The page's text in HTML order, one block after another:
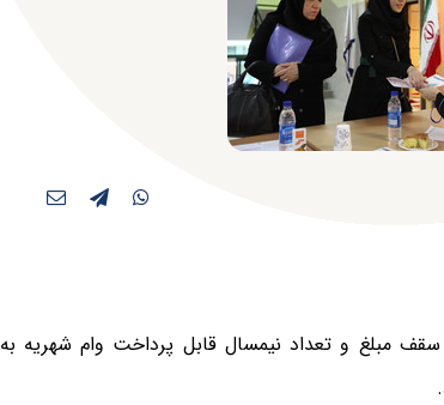
مبلغ و تعداد نیمسال قابل پرداخت وام شهریه به